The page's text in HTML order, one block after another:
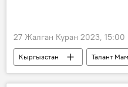
27 Жалган Куран 2023, 15:00
Кыргызстан
Талант
Саясат
маек